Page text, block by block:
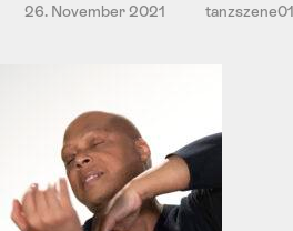
26. November 2021 tanzszene01